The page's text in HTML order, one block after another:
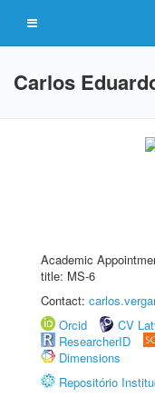
Carlos
Academic
title: MS-6
Contact:
Orcid
CV
ResearcherID
Dimensions
Repositório